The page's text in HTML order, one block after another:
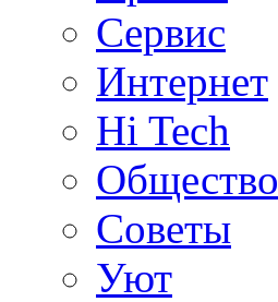
Сервис
Интернет
Hi Tech
Общество
Советы
Уют